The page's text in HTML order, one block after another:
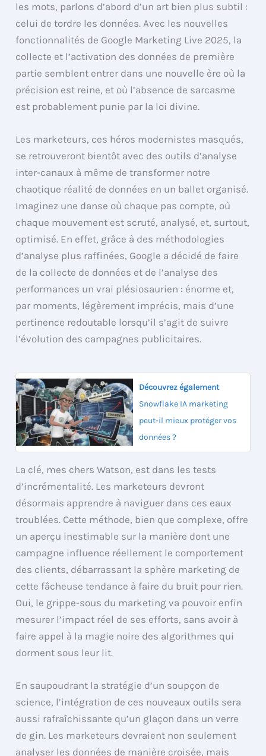
les mots, parlons d’abord d’un art bien plus subtil :
celui de tordre les données. Avec les nouvelles
fonctionnalités de Google Marketing Live 2025, la
collecte et l’activation des données de première
partie semblent entrer dans une nouvelle ère où la
précision est reine, et où l’absence de sarcasme
est probablement punie par la loi divine.
Les marketeurs, ces héros modernistes masqués,
se retrouveront bientôt avec des outils d’analyse
inter-canaux à même de transformer notre
chaotique réalité de données en un ballet organisé.
Imaginez une danse où chaque pas compte, où
chaque mouvement est scruté, analysé, et, surtout,
optimisé. En effet, grâce à des méthodologies
d’analyse plus raffinées, Google a décidé de faire
de la collecte de données et de l’analyse des
performances un vrai plésiosaurien : énorme et,
par moments, légèrement imprécis, mais d’une
pertinence redoutable lorsqu’il s’agit de suivre
l’évolution des campagnes publicitaires.
Découvrez également
Snowflake IA marketing
peut-il mieux protéger vos
données ?
La clé, mes chers Watson, est dans les tests
d’incrémentalité. Les marketeurs devront
désormais apprendre à naviguer dans ces eaux
troublées. Cette méthode, bien que complexe, offre
un aperçu inestimable sur la manière dont une
campagne influence réellement le comportement
des clients, débarrassant la sphère marketing de
cette fâcheuse tendance à faire du bruit pour rien.
Oui, le grippe-sous du marketing va pouvoir enfin
mesurer l’impact réel de ses efforts, sans avoir à
faire appel à la magie noire des algorithmes qui
dorment sous leur lit.
En saupoudrant la stratégie d’un soupçon de
science, l’intégration de ces nouveaux outils sera
aussi rafraîchissante qu’un glaçon dans un verre
de gin. Les marketeurs devraient non seulement
analyser les données de manière croisée, mais